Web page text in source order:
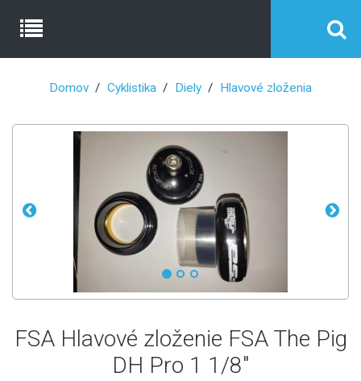
Domov Cyklistika Diely Hlavové zloženia
FSA Hlavové zloženie FSA The Pig
DH Pro 1 1/8"